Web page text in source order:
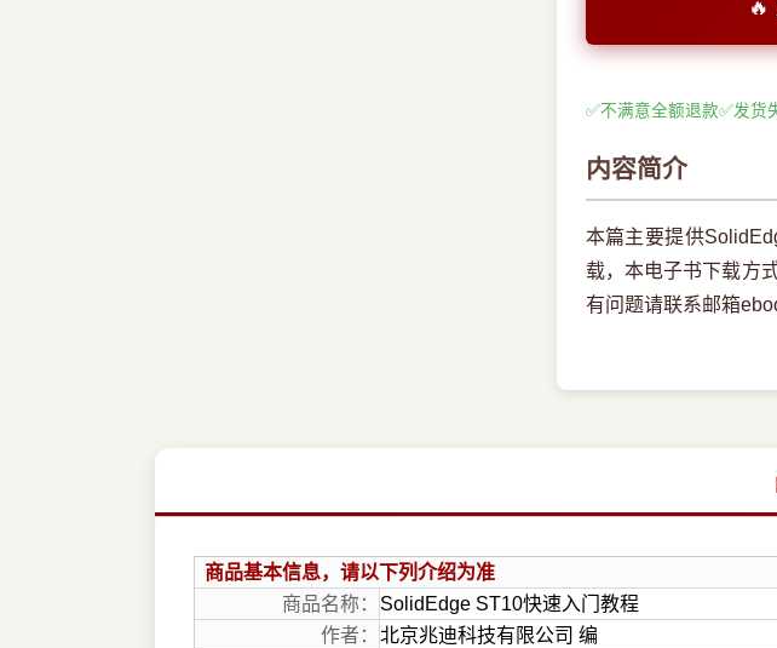
🔥
✅不满意全额退款✅发货
内容简介
本篇主要提供
载，本电子书下载方
有问题请联系邮箱
商品基本信息，请以下列介绍为准
商品名称：
SolidEdge ST10快速入门教程
作者： 北京兆迪科技有限公司 编